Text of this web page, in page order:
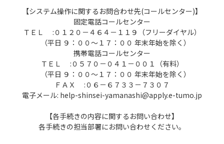
ことが必要です。このことを前提に、構成団
体は本システムのサービスを提供します。本
システムをご利用された方は、この規約に同
意されたものとみなします。何らかの理由に
よりこの規約に同意することができない場合
は、本システムをご利用いただくことができ
ません。なお、閲覧のみについても、この規
約に同意されたものとみなします。
及び削除
本システムを利用して申請・届出等手続を
【システム操作に関するお問合わせ先(コールセンター)】
固定電話コールセンター
ＴＥＬ :０１２０－４６４－１１９（フリーダイヤル）
（平日 ９：００～１７：００ 年末年始を除く）
携帯電話コールセンター
ＴＥＬ :０５７０－０４１－００１（有料）
（平日 ９：００～１７：００ 年末年始を除く）
ＦＡＸ :０６－６７３３－７３０７
電子メール: help-shinsei-yamanashi@apply.e-tumo.jp
【各手続きの内容に関するお問い合わせ】
各手続きの担当部署にお問い合わせください。